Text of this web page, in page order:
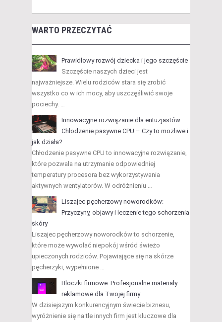
WARTO PRZECZYTAĆ
Prawidłowy rozwój dziecka i jego szczęście
Szczęście naszych dzieci jest
najważniejsze. Wielu rodziców stara się zrobić
wszystko co w ich mocy, aby uszczęśliwić swoje
pociechy. …
Innowacyjne rozwiązanie dla entuzjastów:
Chłodzenie pasywne CPU – Czy to możliwe i
jak działa?
Chłodzenie pasywne CPU to innowacyjne rozwiązanie,
które pozwala na utrzymanie odpowiedniej
temperatury procesora bez wykorzystywania
aktywnych wentylatorów. W odróżnieniu …
Liszajec pęcherzowy noworodków:
Przyczyny, objawy i leczenie tego schorzenia
skóry
Liszajec pęcherzowy noworodków to schorzenie,
które może wywołać niepokój wśród świeżo
upieczonych rodziców. Pojawiające się na skórze
pęcherzyki, wypełnione …
Bloczki firmowe: Profesjonalne materiały
reklamowe dla Twojej firmy
W dzisiejszym konkurencyjnym świecie biznesu,
wyróżnienie się na tle innych firm jest kluczowe dla